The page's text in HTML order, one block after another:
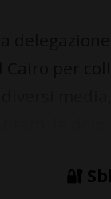
🔐